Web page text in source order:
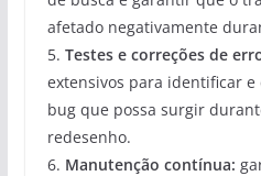
afetado negativamente
5. Testes e correções de
extensivos para identificar
bug que possa surgir
redesenho.
6. Manutenção contínua: